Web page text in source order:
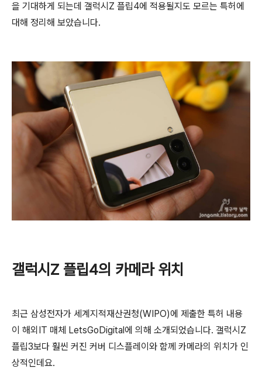
을 기대하게 되는데 갤럭시Z 플립4에 적용될지도 모르는 특허에
대해 정리해 보았습니다.
갤럭시Z 플립4의 카메라 위치
최근 삼성전자가 세계지적재산권청(WIPO)에 제출한 특허 내용
이 해외IT 매체 LetsGoDigital에 의해 소개되었습니다. 갤럭시Z
플립3보다 훨씬 커진 커버 디스플레이와 함께 카메라의 위치가 인
상적인데요.